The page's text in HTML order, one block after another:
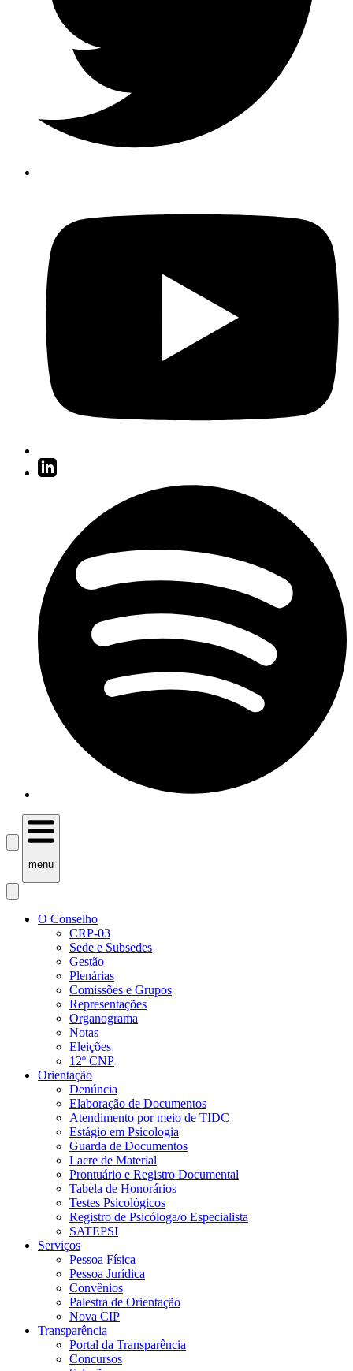
menu
O Conselho
CRP-03
Sede e Subsedes
Gestão
Plenárias
Comissões e Grupos
Representações
Organograma
Notas
Eleições
12º CNP
Orientação
Denúncia
Elaboração de Documentos
Atendimento por meio de TIDC
Estágio em Psicologia
Guarda de Documentos
Lacre de Material
Prontuário e Registro Documental
Tabela de Honorários
Testes Psicológicos
Registro de Psicóloga/o Especialista
SATEPSI
Serviços
Pessoa Física
Pessoa Jurídica
Convênios
Palestra de Orientação
Nova CIP
Transparência
Portal da Transparência
Concursos